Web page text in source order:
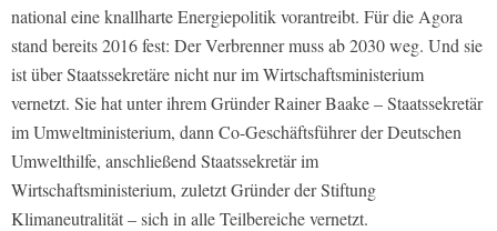
national eine knallharte Energiepolitik vorantreibt. Für die Agora
stand bereits 2016 fest: Der Verbrenner muss ab 2030 weg. Und sie
ist über Staatssekretäre nicht nur im Wirtschaftsministerium
vernetzt. Sie hat unter ihrem Gründer Rainer Baake – Staatssekretär
im Umweltministerium, dann Co-Geschäftsführer der Deutschen
Umwelthilfe, anschließend Staatssekretär im
Wirtschaftsministerium, zuletzt Gründer der Stiftung
Klimaneutralität – sich in alle Teilbereiche vernetzt.